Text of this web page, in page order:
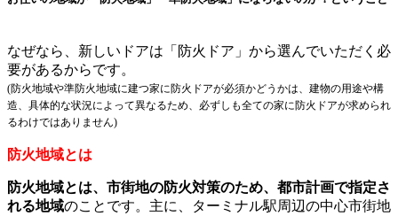
なぜなら、新しいドアは「防火ドア」から選んでいただく必
要があるからです。
(防火地域や準防火地域に建つ家に防火ドアが必須かどうかは、建物の用途や構
造、具体的な状況によって異なるため、必ずしも全ての家に防火ドアが求められ
るわけではありません)
防火地域とは
防火地域とは、市街地の防火対策のため、都市計画で指定さ
れる地域のことです。主に、ターミナル駅周辺の中心市街地